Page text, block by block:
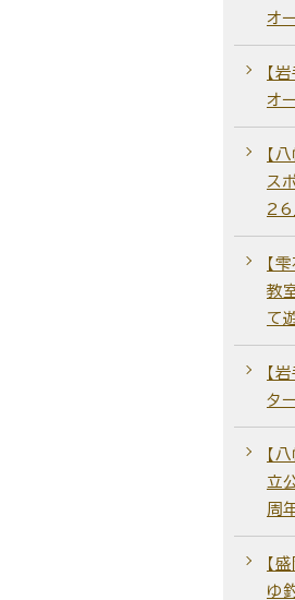
オ
【
オ
【
ス
26
【
教
て
【
タ
【
立
周
【
ゆ